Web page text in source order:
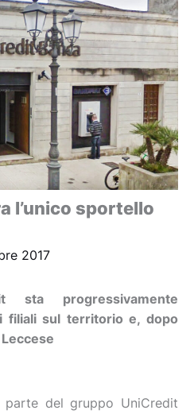
l’unico sportello
2017
sta progressivamente
filiali sul territorio e, dopo
parte del gruppo UniCredit